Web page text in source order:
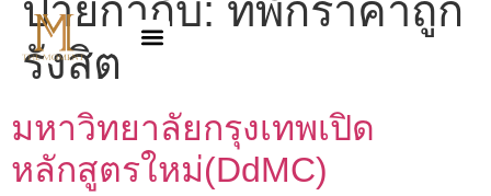
ป้ายกำกับ: ที่พักราคาถูก
รังสิต
มหาวิทยาลัยกรุงเทพเปิด
หลักสูตรใหม่(DdMC)